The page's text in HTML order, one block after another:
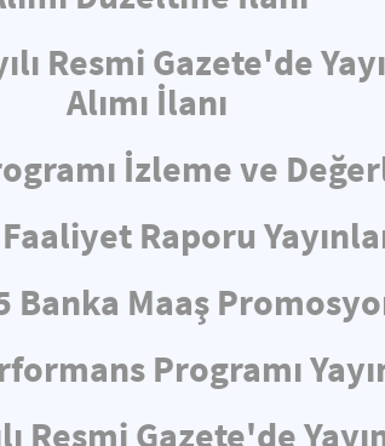
Resmi Gazete'de
Alımı İlanı
İzleme ve
Faaliyet Raporu
Banka Maaş
Programı
Resmi Gazete'de